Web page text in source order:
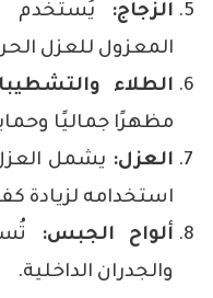
الزجاج: يُستخدم
المعزول للعزل
الطلاء
مظهرًا جماليًا
العزل: يشمل
استخدامه لزيادة
ألواح الجبس:
والجدران الداخلية.